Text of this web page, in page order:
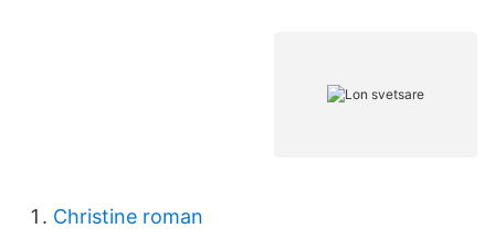
Christine roman